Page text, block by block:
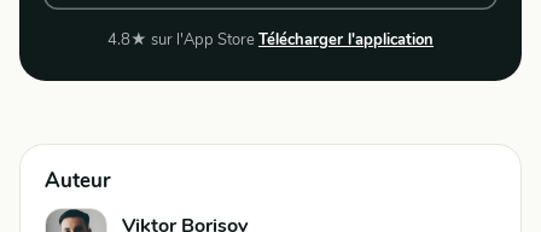
4.8★ sur l'App StoreTélécharger l'application
Auteur
Viktor Borisov